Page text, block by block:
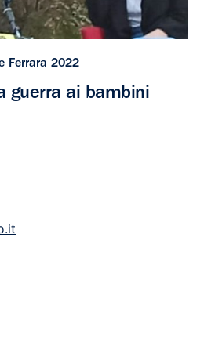
Ferrara 2022
guerra ai bambini